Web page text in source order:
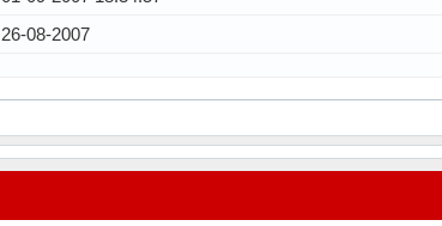
26-08-2007